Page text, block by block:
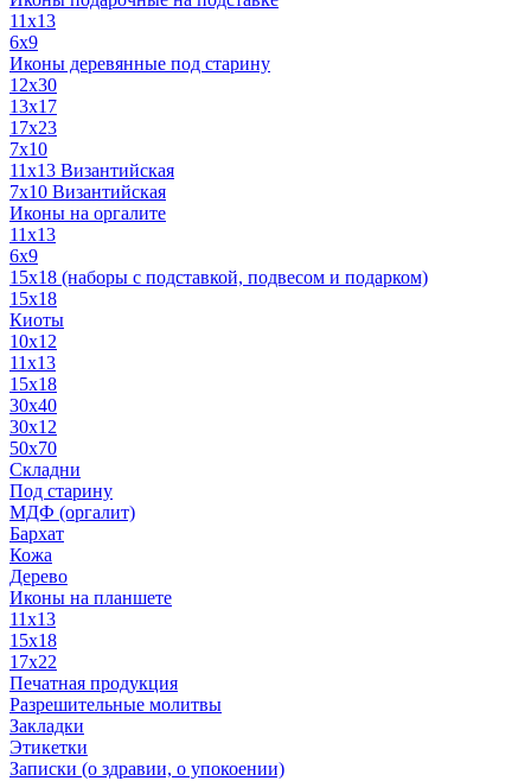
11x13
6x9
Иконы деревянные под старину
12х30
13x17
17x23
7x10
11x13 Византийская
7x10 Византийская
Иконы на оргалите
11x13
6x9
15х18 (наборы с подставкой, подвесом и подарком)
15x18
Киоты
10x12
11x13
15x18
30x40
30х12
50x70
Складни
Под старину
МДФ (оргалит)
Бархат
Кожа
Дерево
Иконы на планшете
11х13
15х18
17х22
Печатная продукция
Разрешительные молитвы
Закладки
Этикетки
Записки (о здравии, о упокоении)